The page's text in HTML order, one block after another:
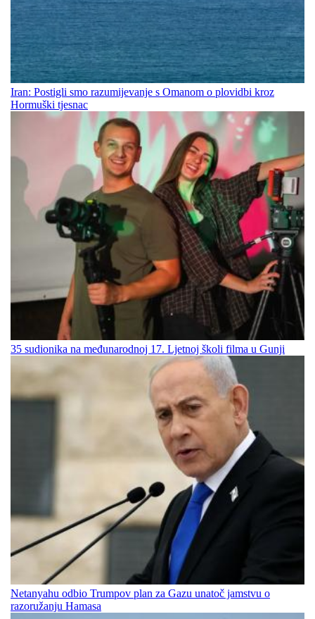
Iran: Postigli smo razumijevanje s Omanom o plovidbi kroz
Hormuški tjesnac
35 sudionika na međunarodnoj 17. Ljetnoj školi filma u Gunji
Netanyahu odbio Trumpov plan za Gazu unatoč jamstvu o
razoružanju Hamasa